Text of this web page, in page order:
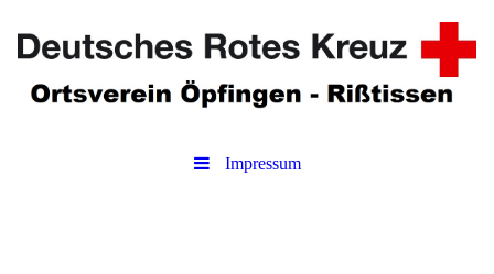
Impressum